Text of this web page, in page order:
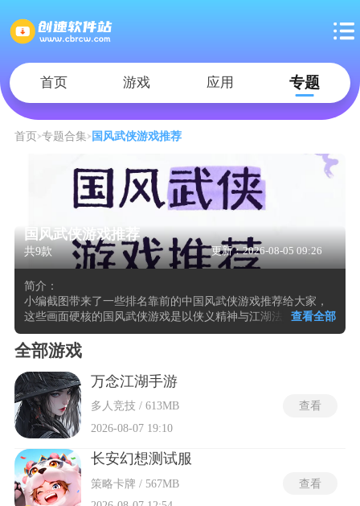
首页 游戏 应用 专题
首页 专题合集 国风武侠游戏推荐
国风武侠游戏推荐
共9款 更新：2026-08-05 09:26
简介：
小编截图带来了一些排名靠前的中国风武侠游戏推荐给大家，
这些画面硬核的国风武侠游戏是以侠义精神与江湖法则为叙事
核心的动作角色扮演游戏，它们通常将故事锚定在朝代更迭或
乱世纷争的宏大背景中，玩家从无名之辈起步，通过拜入师
门、修习武学与游历四方逐步卷入正邪纷争或朝廷阴谋。战斗
系统围绕招式拆解与兵器克制展开，刀剑棍掌各有独立的出招
表与连击逻辑，内力值则在攻防两端同时起到决定性作用，还
有创建人物中有个手持两杆长兵器的，积蓄足够后可释放范围
伤害武技或触发轻功位移。
查看全部
全部游戏
万念江湖手游
多人竞技 / 613MB
2026-08-07 19:10
查看
长安幻想测试服
策略卡牌 / 567MB
查看